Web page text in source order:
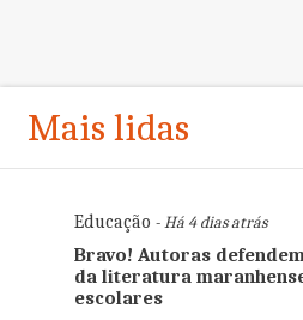
Mais lidas
Educação - Há 4 dias atrás
Bravo! Autoras
da literatura
escolares